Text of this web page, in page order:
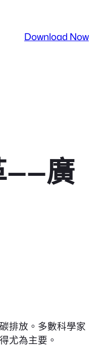
Download Now
——廣
排放。多數科學家
尤為主要。